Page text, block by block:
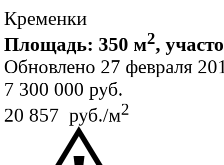
Кременки
Площадь: 350 м2,
Обновлено 27 февраля
7 300 000 руб.
20 857 руб./м2